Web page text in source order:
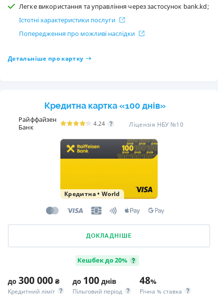
Легке використання та управління через застосунок bank.kd;
Істотні характеристики послуги
Попередження про можливі наслідки
Детальніше про картку
Кредитна картка «100 днів»
Райффайзен
Банк
4.24 Ліцензія НБУ №10
Кредитна• World
ДОКЛАДНІШЕ
Кешбек до 20%
до 300 000 ₴
Кредитний ліміт
до 100 днів
Пільговий період
48%
Річна % ставка